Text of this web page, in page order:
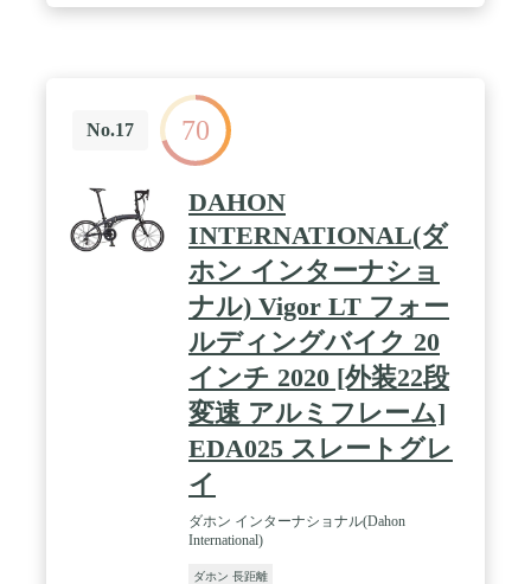
No.17 70
DAHON
INTERNATIONAL(ダ
ホン インターナショ
ナル) Vigor LT フォー
ルディングバイク 20
インチ 2020 [外装22段
変速 アルミフレーム]
EDA025 スレートグレ
イ
ダホン インターナショナル(Dahon
International)
ダホン 長距離